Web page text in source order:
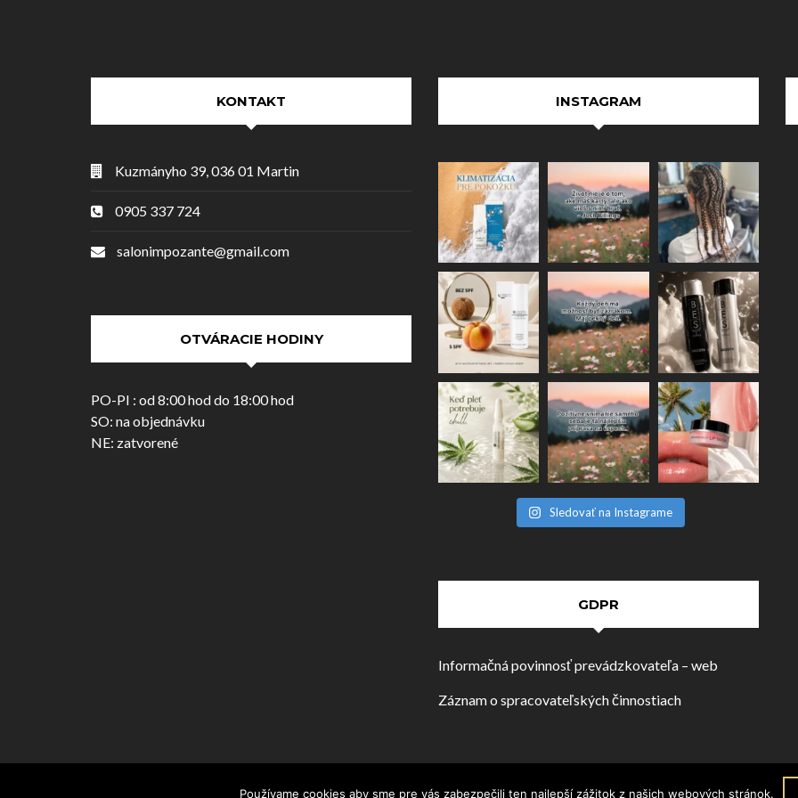
KONTAKT
Kuzmányho 39, 036 01 Martin
0905 337 724
salonimpozante@gmail.com
OTVÁRACIE HODINY
PO-PI : od 8:00 hod do 18:00 hod
SO: na objednávku
NE: zatvorené
INSTAGRAM
Sledovať na Instagrame
GDPR
Informačná povinnosť prevádzkovateľa – web
Záznam o spracovateľských činnostiach
Používame cookies aby sme pre vás zabezpečili ten najlepší zážitok z našich webových stránok.